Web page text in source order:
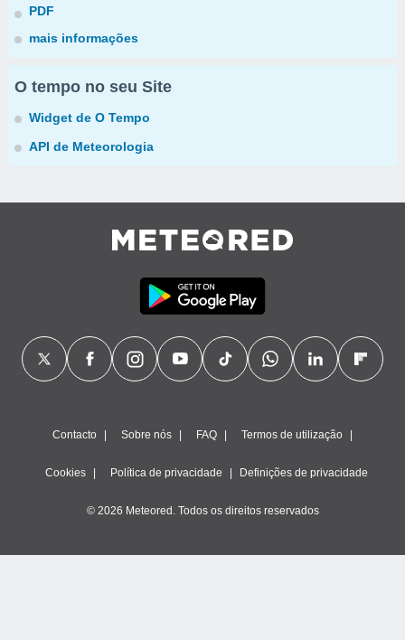
PDF
mais informações
O tempo no seu Site
Widget de O Tempo
API de Meteorologia
Contacto Sobre nós FAQ Termos de utilização
Cookies Política de privacidade Definições de privacidade
© 2026 Meteored. Todos os direitos reservados